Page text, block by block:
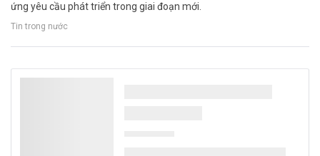
ứng yêu cầu phát triển trong giai đoạn mới.
Tin trong nước